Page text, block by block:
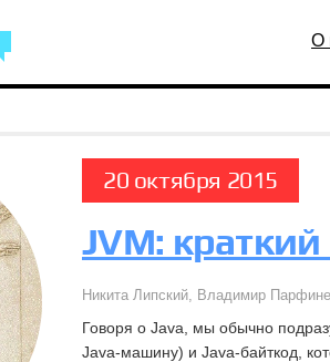
О
20 октября 2015
JVM:
Никита Липский, Владимир
Говоря о Java, мы обычно
Java-машину) и Java-байткод,